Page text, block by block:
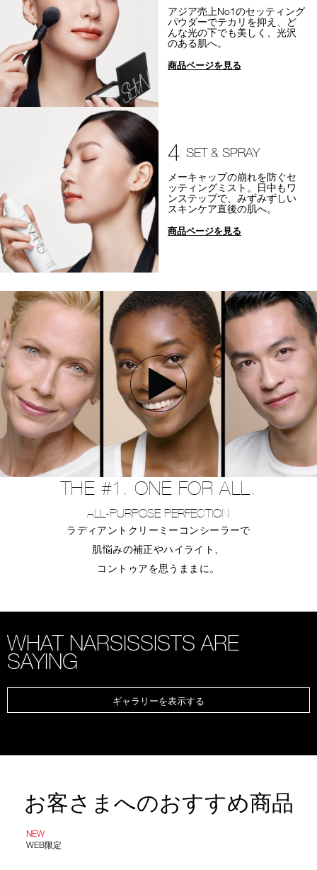
アジア売上No1のセッティング
パウダーでテカリを抑え、ど
んな光の下でも美しく、光沢
のある肌へ。
商品ページを見る
4 SET & SPRAY
メーキャップの崩れを防ぐセ
ッティングミスト。日中もワ
ンステップで、みずみずしい
スキンケア直後の肌へ。
商品ページを見る
THE #1. ONE FOR ALL.
ALL-PURPOSE PERFECTION
ラディアントクリーミーコンシーラーで
肌悩みの補正やハイライト、
コントゥアを思うままに。
WHAT NARSISSISTS ARE
SAYING
ギャラリーを表示する
お客さまへのおすすめ商品
NEW
WEB限定